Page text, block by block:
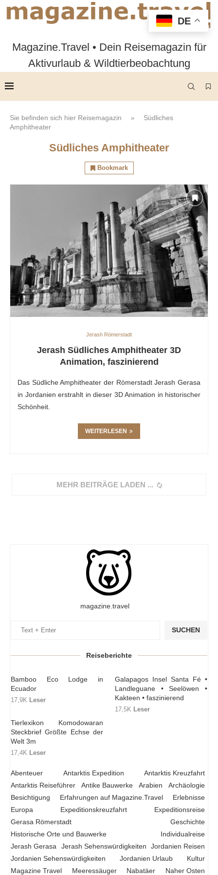
Magazine.Travel • Dein Reisemagazin für
Aktivurlaub & Wildtierbeobachtung
Sie befinden sich hier Reisemagazin »
Südliches
Amphitheater
Südliches Amphitheater
Bookmark
Jerash Römerstadt
Jerash Südliches Amphitheater 3D
Animation, faszinierend
Das Südliche Amphitheater der Römerstadt Jerash Gerasa
in Jordanien erstrahlt in dieser 3D Animation in historischer
Schönheit.
WEITERLESEN
MEHR BEITRÄGE LADEN
magazine.travel
SUCHEN
Reiseberichte
Bamboo Eco Lodge in
Ecuador
17,9K Leser
Galapagos Insel Santa Fé •
Landleguane • Seelöwen •
Kakteen • faszinierend
17,5K Leser
Tierlexikon Komodowaran
Steckbrief Größte Echse der
Welt 3m
17,4K Leser
Abenteuer Antarktis Expedition
Antarktis Kreuzfahrt
Antarktis Reiseführer
Antike Bauwerke Arabien
Archäologie
Besichtigung
Erfahrungen auf Magazine.Travel
Erlebnisse
Europa
Expeditionskreuzfahrt
Expeditionsreise
Gerasa Römerstadt
Geschichte
Historische Orte und Bauwerke
Individualreise
Jerash Gerasa
Jerash Sehenswürdigkeiten
Jordanien Reisen
Jordanien Sehenswürdigkeiten
Jordanien Urlaub
Kultur
Magazine Travel
Meeressäuger Nabatäer Naher Osten
DE